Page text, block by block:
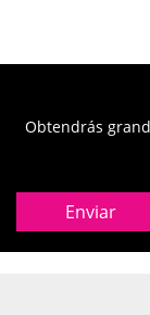
Obtendrás